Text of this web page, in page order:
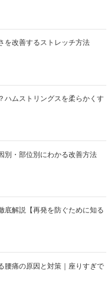
を改善するストレッチ方法
ハムストリングスを柔らかくす
別・部位別にわかる改善方法
底解説【再発を防ぐために知る
腰痛の原因と対策｜座りすぎで